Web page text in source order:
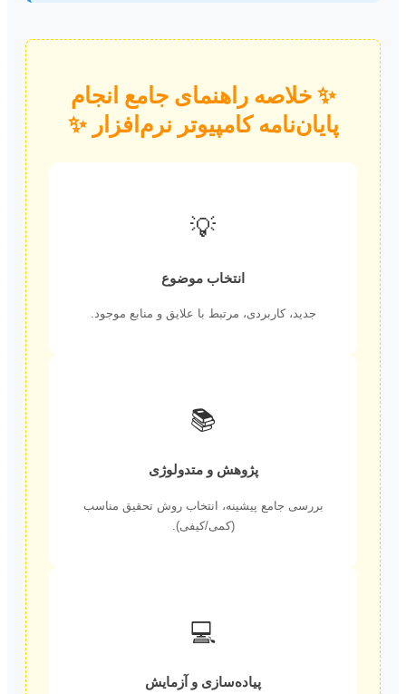
✨ خلاصه راهنمای جامع انجام
پایان‌نامه کامپیوتر نرم‌افزار ✨
انتخاب موضوع
جدید، کاربردی، مرتبط با علایق و منابع موجود.
پژوهش و متدولوژی
بررسی جامع پیشینه، انتخاب روش تحقیق مناسب
(کمی/کیفی).
پیاده‌سازی و آزمایش